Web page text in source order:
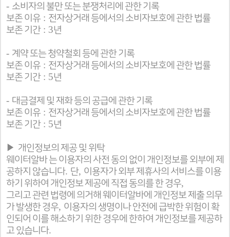
- 소비자의 불만 또는 분쟁처리에 관한 기록
보존 이유 : 전자상거래 등에서의 소비자보호에 관한 법률
보존 기간 : 3년
- 계약 또는 청약철회 등에 관한 기록
보존 이유 : 전자상거래 등에서의 소비자보호에 관한 법률
보존 기간 : 5년
- 대금결제 및 재화 등의 공급에 관한 기록
보존 이유 : 전자상거래 등에서의 소비자보호에 관한 법률
보존 기간 : 5년
▶ 개인정보의 제공 및 위탁
웨이터알바 는 이용자의 사전 동의 없이 개인정보를 외부에 제
공하지 않습니다. 단, 이용자가 외부 제휴사의 서비스를 이용
하기 위하여 개인정보 제공에 직접 동의를 한 경우,
그리고 관련 법령에 의거해 웨이터알바에 개인정보 제출 의무
가 발생한 경우, 이용자의 생명이나 안전에 급박한 위험이 확
인되어 이를 해소하기 위한 경우에 한하여 개인정보를 제공하
고 있습니다.